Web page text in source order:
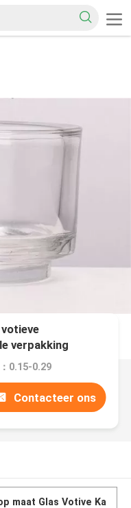
verpakking
0.15-0.29
Contacteer ons
maat Glas Votive Ka